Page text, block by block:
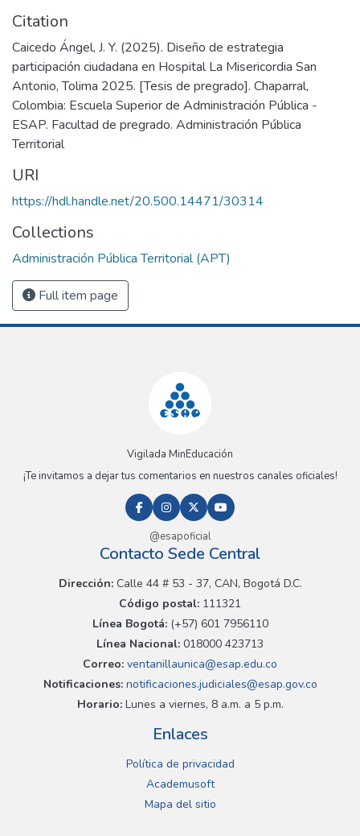
Citation
Caicedo Ángel, J. Y. (2025). Diseño de estrategia
participación ciudadana en Hospital La Misericordia San
Antonio, Tolima 2025. [Tesis de pregrado]. Chaparral,
Colombia: Escuela Superior de Administración Pública -
ESAP. Facultad de pregrado. Administración Pública
Territorial
URI
https://hdl.handle.net/20.500.14471/30314
Collections
Administración Pública Territorial (APT)
Full item page
Vigilada MinEducación
¡Te invitamos a dejar tus comentarios en nuestros canales oficiales!
@esapoficial
Contacto Sede Central
Dirección:Calle 44 # 53 - 37, CAN, Bogotá D.C.
Código postal: 111321
Línea Bogotá:(+57) 601 7956110
Línea Nacional: 018000 423713
Correo: ventanillaunica@esap.edu.co
Notificaciones:notificaciones.judiciales@esap.gov.co
Horario:Lunes a viernes, 8 a.m. a 5 p.m.
Enlaces
Política de privacidad
Academusoft
Mapa del sitio